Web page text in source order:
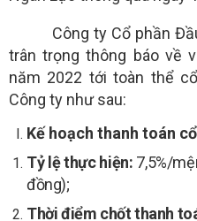
Công ty Cổ phần Đầu
trân trọng thông báo về
năm 2022 tới toàn thể
Công ty như sau:
Kế hoạch thanh toán
Tỷ lệ thực hiện: 7,5%/
đồng);
Thời điểm chốt thanh